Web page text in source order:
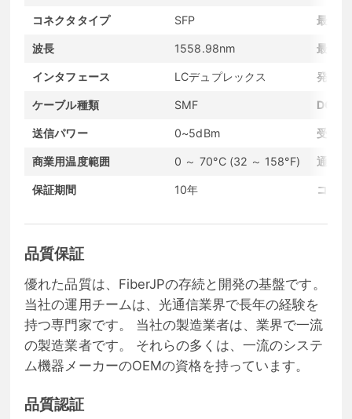
コネクタタイプ SFP 最大
波長 1558.98nm 最大
インタフェース LCデュプレックス 発光
ケーブル種類 SMF DOM
送信パワー 0~5dBm 受信
商業用温度範囲 0 ～ 70°C (32 ～ 158°F) 通信
保証期間 10年 コン
品質保証
優れた品質は、FiberJPの存続と開発の基盤です。
当社の運用チームは、光通信業界で長年の経験を
持つ専門家です。 当社の製造業者は、業界で一流
の製造業者です。 それらの多くは、一流のシステ
ム機器メーカーのOEMの資格を持っています。
品質認証